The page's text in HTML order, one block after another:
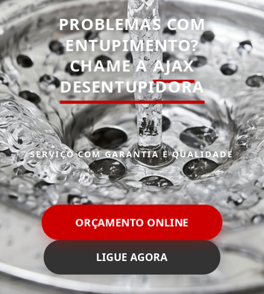
PROBLEMAS COM
ENTUPIMENTO?
CHAME AAJAX
DESENTUPIDORA
SERVIÇO COM GARANTIA E QUALIDADE
ORÇAMENTO ONLINE
LIGUE AGORA